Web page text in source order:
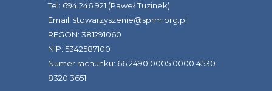
Tel: 694 246 921 (Paweł Tuzinek)
Email: stowarzyszenie@sprm.org.pl
REGON: 381291060
NIP: 5342587100
Numer rachunku: 66 2490 0005 0000 4530
8320 3651